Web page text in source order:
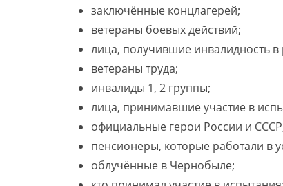
заключённые концлагерей;
ветераны боевых действий;
лица, получившие инвалидность в
ветераны труда;
инвалиды 1, 2 группы;
лица, принимавшие участие в
официальные герои России и
пенсионеры, которые работали в
облучённые в Чернобыле;